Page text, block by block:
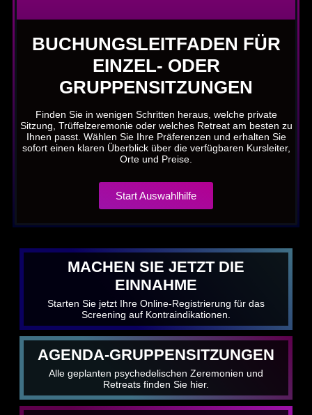
BUCHUNGSLEITFADEN FÜR
EINZEL- ODER
GRUPPENSITZUNGEN
Finden Sie in wenigen Schritten heraus, welche private
Sitzung, Trüffelzeremonie oder welches Retreat am besten zu
Ihnen passt. Wählen Sie Ihre Präferenzen und erhalten Sie
sofort einen klaren Überblick über die verfügbaren Kursleiter,
Orte und Preise.
Start Auswahlhilfe
MACHEN SIE JETZT DIE
EINNAHME
Starten Sie jetzt Ihre Online-Registrierung für das
Screening auf Kontraindikationen.
AGENDA-GRUPPENSITZUNGEN
Alle geplanten psychedelischen Zeremonien und
Retreats finden Sie hier.